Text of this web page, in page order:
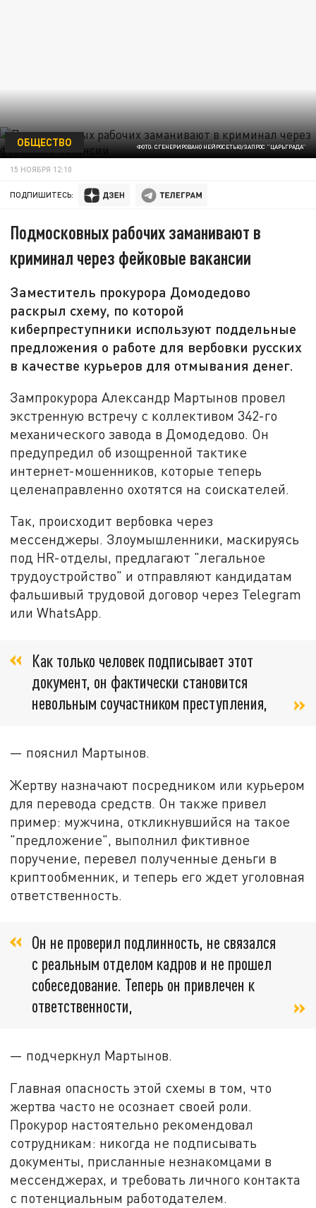
ФОТО: СГЕНЕРИРОВАНО НЕЙРОСЕТЬЮ/ЗАПРОС "ЦАРЬГРАДА"
ОБЩЕСТВО
15 НОЯБРЯ 12:10
ПОДПИШИТЕСЬ:
Подмосковных рабочих заманивают в
криминал через фейковые вакансии
Заместитель прокурора Домодедово
раскрыл схему, по которой
киберпреступники используют поддельные
предложения о работе для вербовки русских
в качестве курьеров для отмывания денег.
Зампрокурора Александр Мартынов провел
экстренную встречу с коллективом 342-го
механического завода в Домодедово. Он
предупредил об изощренной тактике
интернет-мошенников, которые теперь
целенаправленно охотятся на соискателей.
Так, происходит вербовка через
мессенджеры. Злоумышленники, маскируясь
под HR-отделы, предлагают "легальное
трудоустройство" и отправляют кандидатам
фальшивый трудовой договор через Telegram
или WhatsApp.
Как только человек подписывает этот
документ, он фактически становится
невольным соучастником преступления,
— пояснил Мартынов.
Жертву назначают посредником или курьером
для перевода средств. Он также привел
пример: мужчина, откликнувшийся на такое
"предложение", выполнил фиктивное
поручение, перевел полученные деньги в
криптообменник, и теперь его ждет уголовная
ответственность.
Он не проверил подлинность, не связался
с реальным отделом кадров и не прошел
собеседование. Теперь он привлечен к
ответственности,
— подчеркнул Мартынов.
Главная опасность этой схемы в том, что
жертва часто не осознает своей роли.
Прокурор настоятельно рекомендовал
сотрудникам: никогда не подписывать
документы, присланные незнакомцами в
мессенджерах, и требовать личного контакта
с потенциальным работодателем.